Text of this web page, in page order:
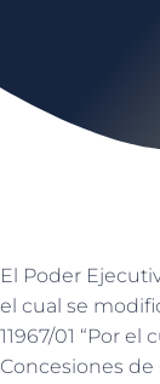
El Poder
el cual se
11967/01 “Por el
Concesiones de